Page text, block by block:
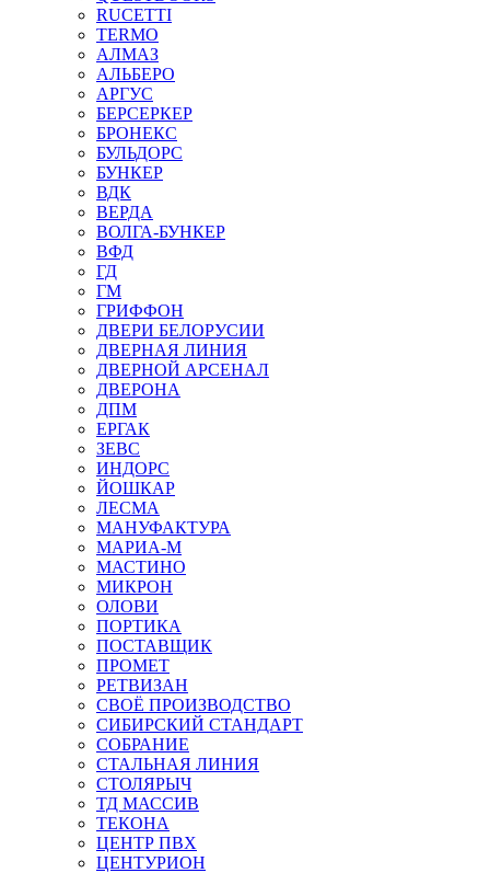
RUCETTI
TERMO
АЛМАЗ
АЛЬБЕРО
АРГУС
БЕРСЕРКЕР
БРОНЕКС
БУЛЬДОРС
БУНКЕР
ВДК
ВЕРДА
ВОЛГА-БУНКЕР
ВФД
ГД
ГМ
ГРИФФОН
ДВЕРИ БЕЛОРУСИИ
ДВЕРНАЯ ЛИНИЯ
ДВЕРНОЙ АРСЕНАЛ
ДВЕРОНА
ДПМ
ЕРГАК
ЗЕВС
ИНДОРС
ЙОШКАР
ЛЕСМА
МАНУФАКТУРА
МАРИА-М
МАСТИНО
МИКРОН
ОЛОВИ
ПОРТИКА
ПОСТАВЩИК
ПРОМЕТ
РЕТВИЗАН
СВОЁ ПРОИЗВОДСТВО
СИБИРСКИЙ СТАНДАРТ
СОБРАНИЕ
СТАЛЬНАЯ ЛИНИЯ
СТОЛЯРЫЧ
ТД МАССИВ
ТЕКОНА
ЦЕНТР ПВХ
ЦЕНТУРИОН